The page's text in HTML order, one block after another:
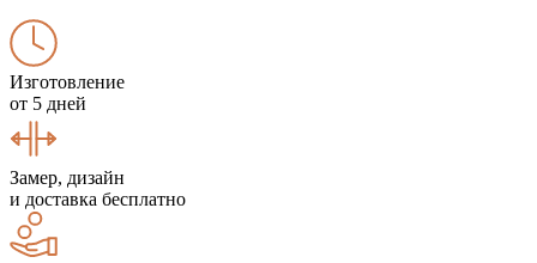
Изготовление
от 5 дней
Замер, дизайн
и доставка бесплатно